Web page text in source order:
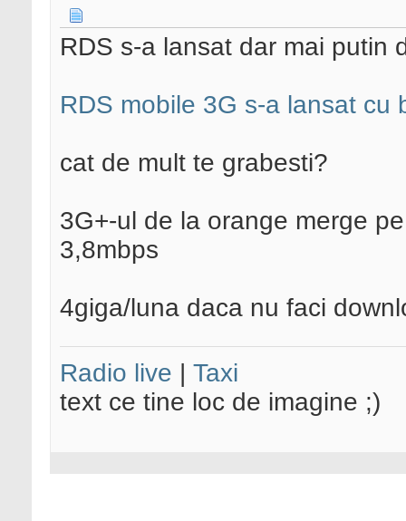
RDS s-a lansat dar mai putin
RDS mobile 3G s-a lansat cu
cat de mult te grabesti?
3G+-ul de la orange merge
3,8mbps
4giga/luna daca nu faci
Radio live
Taxi
text ce tine loc de imagine ;)